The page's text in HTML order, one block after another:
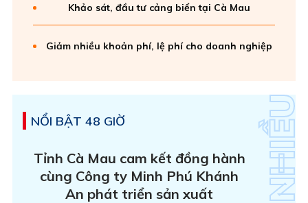
Khảo sát, đầu tư cảng biển tại Cà Mau
Giảm nhiều khoản phí, lệ phí cho doanh nghiệp
NỔI BẬT 48 GIỜ
Tỉnh Cà Mau cam kết đồng hành
cùng Công ty Minh Phú Khánh
An phát triển sản xuất